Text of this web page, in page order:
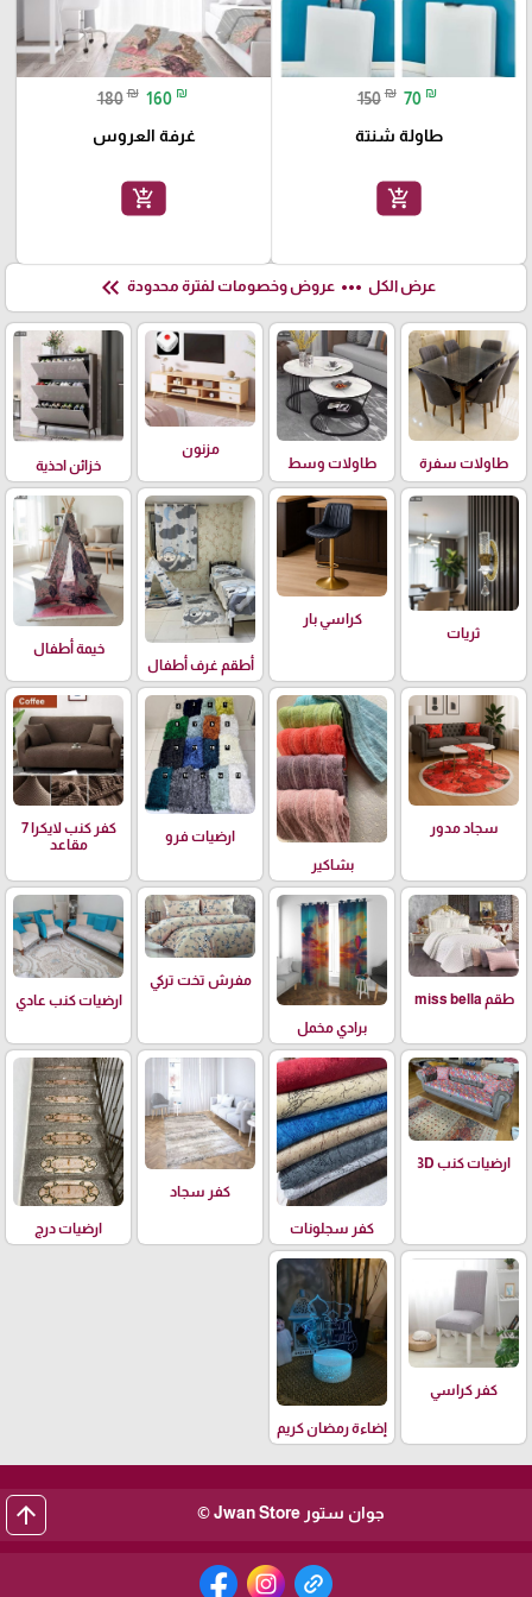
150 ₪ 70 ₪
طاولة شنتة
add_shopping_cart
180 ₪ 160 ₪
غرفة العروس
add_shopping_cart
عرض الكل more_horiz عروض وخصومات لفترة محدودة keyboard_double_arrow_left
طاولات سفرة طاولات وسط
مزنون
خزائن احذية
ثريات
كراسي بار
أطقم غرف أطفال
خيمة أطفال
سجاد مدور
بشاكير
ارضيات فرو
كفر كنب لايكرا 7
مقاعد
طقم miss bella
برادي مخمل
مفرش تخت تركي
ارضيات كنب عادي
ارضيات كنب 3D
كفر سجلونات
كفر سجاد
ارضيات درج
كفر كراسي
إضاءة رمضان كريم
جوان ستور Jwan Store © arrow_upward